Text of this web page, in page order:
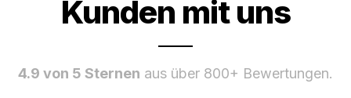
Kunden mit uns
4.9 von 5 Sternen aus über 800+ Bewertungen.